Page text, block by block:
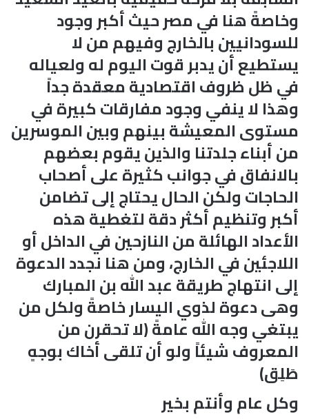
وخاصةً هنا في مصر حيث أكبر وجود
للسودانيين بالخارج وفيهم من لا
يستطيع أن يدبر قوت اليوم له ولعياله
في ظل ظروف اقتصادية معقدة جداً
وهذا لا ينفي وجود مفارقات كبيرة في
مستوى المعيشة بينهم وبين الموسرين
من أبناء جلدتنا والذين يقوم بعضهم
بالانفاق في جوانب كثيرة على أصحاب
الحاجات ولكن الحال يحتاج إلى تضامن
أكبر وتنظيم أكثر دقة لتغطية هذه
الأعداد الهائلة من النازحين في الداخل أو
اللاجئين في الخارج، ومن هنا نجدد الدعوة
إلى انتهاج طريقة عبد الله بن المبارك
وهى دعوة لذوي اليسار خاصةً ولكل من
يبتغي وجه الله عامةً (لا تحقرن من
المعروف شيئاً ولو أن تلقى أخاك بوجهٍ
طَلِق)
وكل عام وأنتم بخير